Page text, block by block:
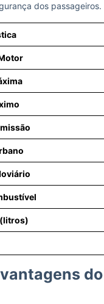
dos passageiros.